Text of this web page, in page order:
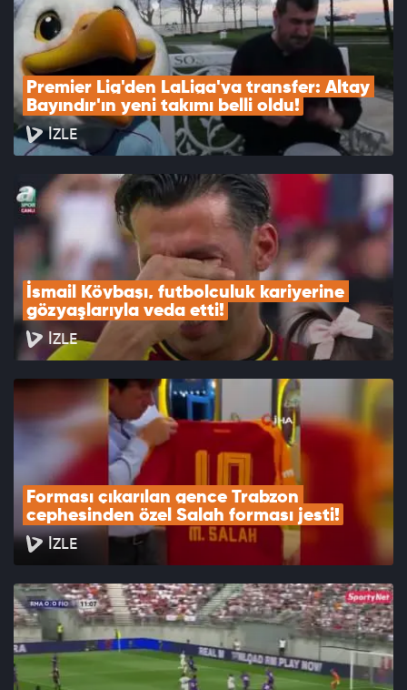
Premier Lig'den LaLiga'ya transfer: Altay
Bayındır'ın yeni takımı belli oldu!
İZLE
İsmail Köybaşı, futbolculuk kariyerine
gözyaşlarıyla veda etti!
İZLE
Forması çıkarılan gence Trabzon
cephesinden özel Salah forması jesti!
İZLE